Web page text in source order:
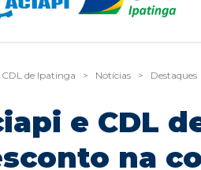
de Ipatinga > Notícias > Destaques
e CDL
na